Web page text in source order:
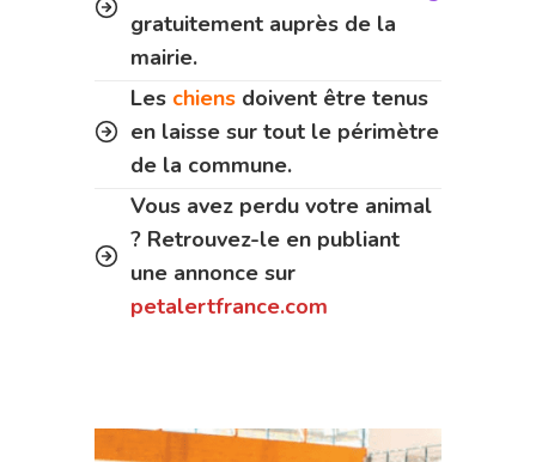
gratuitement auprès de la
mairie.
Les chiens doivent être tenus
en laisse sur tout le périmètre
de la commune.
Vous avez perdu votre animal
? Retrouvez-le en publiant
une annonce sur
petalertfrance.com